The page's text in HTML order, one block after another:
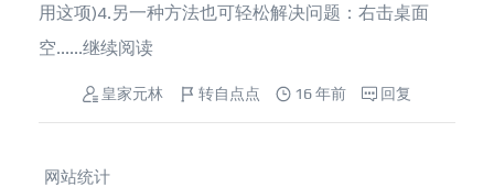
用这项)4.另一种方法也可轻松解决问题：右击桌面
空......继续阅读
皇家元林 转自点点 16 年前 回复
网站统计